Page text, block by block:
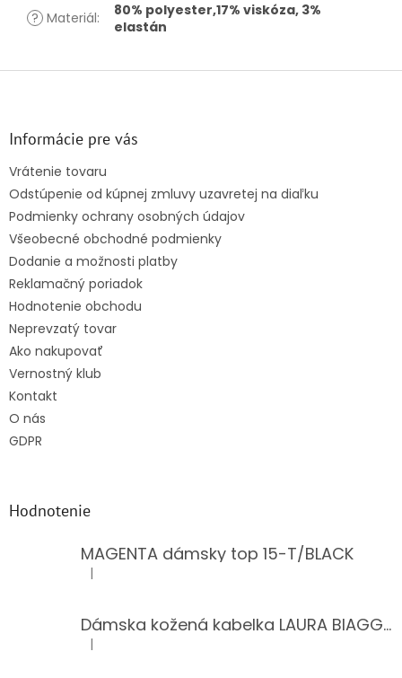
? Materiál:
80% polyester,17% viskóza, 3%
elastán
Informácie pre vás
Vrátenie tovaru
Odstúpenie od kúpnej zmluvy uzavretej na diaľku
Podmienky ochrany osobných údajov
Všeobecné obchodné podmienky
Dodanie a možnosti platby
Reklamačný poriadok
Hodnotenie obchodu
Neprevzatý tovar
Ako nakupovať
Vernostný klub
Kontakt
O nás
GDPR
Hodnotenie
MAGENTA dámsky top 15-T/BLACK
Hodnotenie produktu je 5 z 5 hviezdičiek.
|
Dámska kožená kabelka LAURA BIAGGI 944-PINK
Hodnotenie produktu je 5 z 5 hviezdičiek.
|